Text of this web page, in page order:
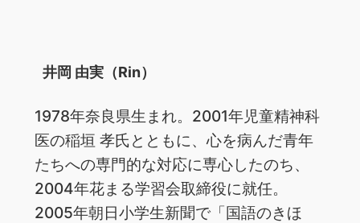
井岡 由実（Rin）
1978年奈良県生まれ。2001年児童精神科
医の稲垣 孝氏とともに、心を病んだ青年
たちへの専門的な対応に専心したのち、
2004年花まる学習会取締役に就任。
2005年朝日小学生新聞で「国語のきほ